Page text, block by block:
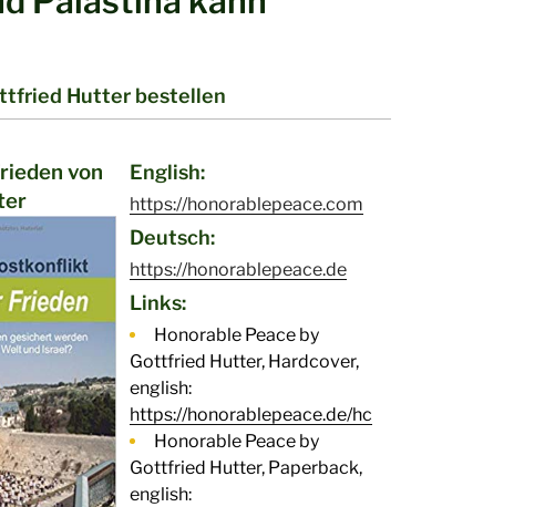
Hutter bestellen
von
English:
https://honorablepeace.com
Deutsch:
https://honorablepeace.de
Links:
Honorable Peace by
Gottfried Hutter, Hardcover,
english:
https://honorablepeace.de/hc
Honorable Peace by
Gottfried Hutter, Paperback,
english: